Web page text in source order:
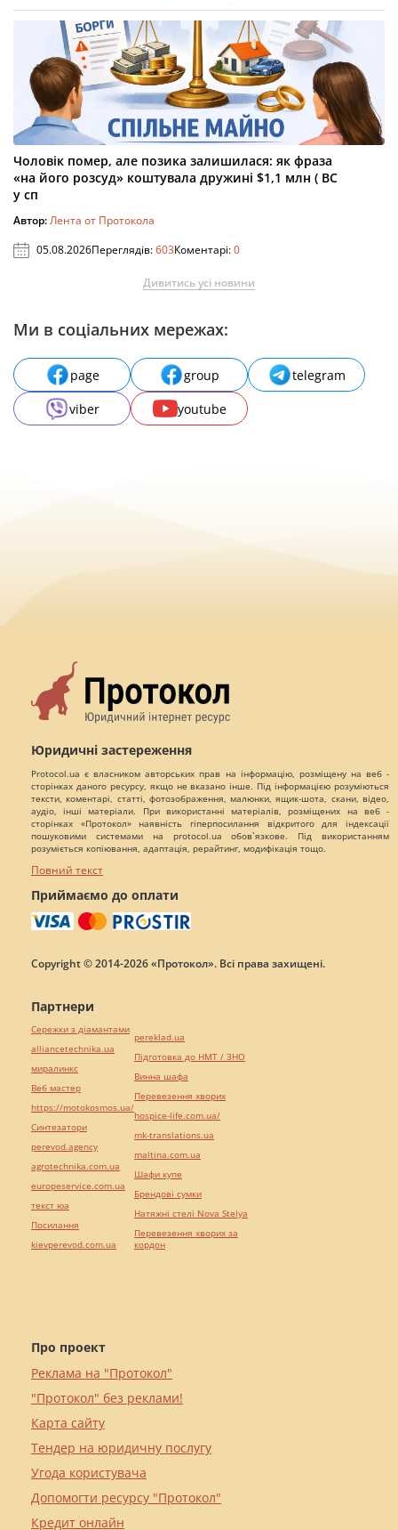
Чоловік помер, але позика залишилася: як фраза
«на його розсуд» коштувала дружині $1,1 млн ( ВС
у сп
Автор:Лента от Протокола
05.08.2026Переглядів:603Коментарі:0
Дивитись усі новини
Ми в соціальних мережах:
page group
telegram
viber
youtube
Юридичні застереження
Protocol.ua є власником авторських прав на інформацію, розміщену на веб -
сторінках даного ресурсу, якщо не вказано інше. Під інформацією розуміються
тексти, коментарі, статті, фотозображення, малюнки, ящик-шота, скани, відео,
аудіо, інші матеріали. При використанні матеріалів, розміщених на веб -
сторінках «Протокол» наявність гіперпосилання відкритого для індексації
пошуковими системами на protocol.ua обов`язкове. Під використанням
розуміється копіювання, адаптація, рерайтинг, модифікація тощо.
Повний текст
Приймаємо до оплати
Copyright © 2014-2026 «Протокол». Всі права захищені.
Про проект
Реклама на "Протокол"
"Протокол" без реклами!
Карта сайту
Тендер на юридичну послугу
Угода користувача
Допомогти ресурсу "Протокол"
Кредит онлайн
Партнери
Сережки з діамантами
alliancetechnika.ua
миралинкс
Веб мастер
https://motokosmos.ua/
Синтезатори
perevod.agency
agrotechnika.com.ua
europeservice.com.ua
текст юа
Посилання
kievperevod.com.ua
pereklad.ua
Підготовка до НМТ / ЗНО
Винна шафа
Перевезення хворих
hospice-life.com.ua/
mk-translations.ua
maltina.com.ua
Шафи купе
Брендові сумки
Натяжні стелі Nova Stelya
Перевезення хворих за
кордон